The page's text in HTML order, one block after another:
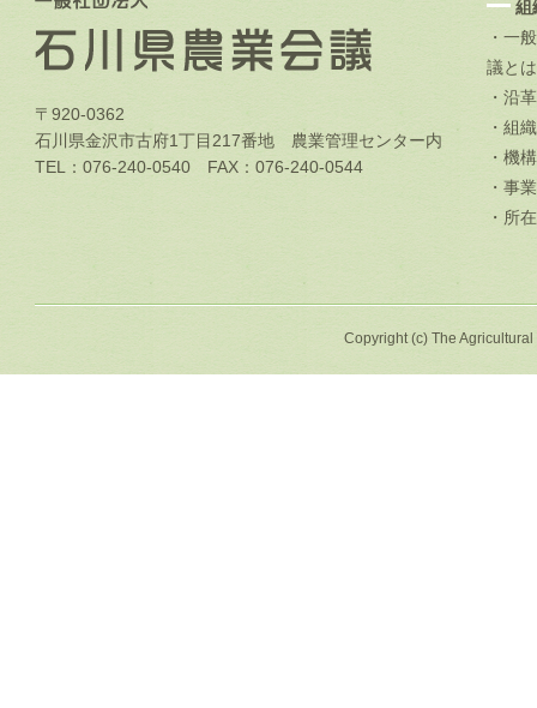
〒920-0362
石川県金沢市古府1丁目217番地 農業管理センター内
TEL：076-240-0540 FAX：076-240-0544
組
・一
議とは
・沿革
・組
・機
・事
・所
Copyright (c) The